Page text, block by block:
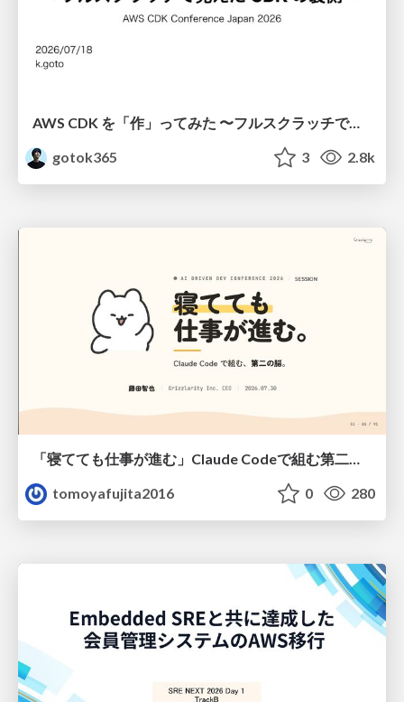
AWS CDK を「作」ってみた 〜フルスクラッチで見えた CDK の裏側〜 / aws-cdk-from-scratch
gotok365
3 2.8k
「寝てても仕事が進む」Claude Codeで組む第二の脳
tomoyafujita2016
0 280